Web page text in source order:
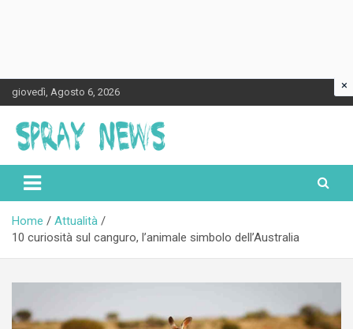
Skip
to
content
giovedì, Agosto 6, 2026
Spraynews.it
Home
Attualità
10 curiosità sul canguro, l’animale simbolo dell’Australia
×